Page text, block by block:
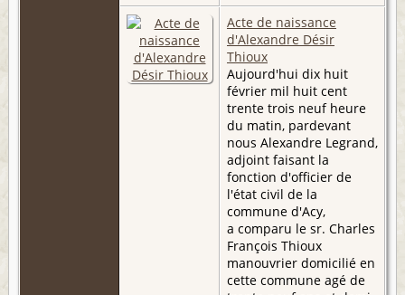
Acte de naissance
d'Alexandre Désir
Thioux
Aujourd'hui dix huit
février mil huit cent
trente trois neuf heure
du matin, pardevant
nous Alexandre Legrand,
adjoint faisant la
fonction d'officier de
l'état civil de la
commune d'Acy,
a comparu le sr. Charles
François Thioux
manouvrier domicilié en
cette commune agé de